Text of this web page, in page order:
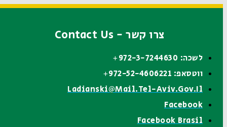
צרו קשר - Contact Us
לשכה: 972-3-7244630+
ווטסאפ: 972-52-4606221+
Ladianski@mail.tel-Aviv.gov.il
Facebook
Facebook Brasil